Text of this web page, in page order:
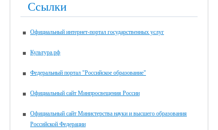
Ссылки
Официальный интернет-портал государственных услуг
Культура.рф
Федеральный портал "Российское образование"
Официальный сайт Минпросвещения России
Официальный сайт Министерства науки и высшего образования
Российской Федерации